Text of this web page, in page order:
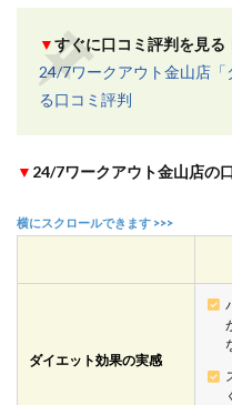
▼すぐに口コミ評判を見る
24/7ワークアウト金山店
る口コミ評判
▼ 24/7ワークアウト金山店の
ダイエット効果の実感